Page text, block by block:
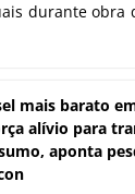
durante obra
mais barato
alívio para
aponta